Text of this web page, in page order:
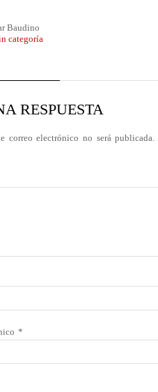
Baudino
categoría
RESPUESTA
correo electrónico no será publicada.
*